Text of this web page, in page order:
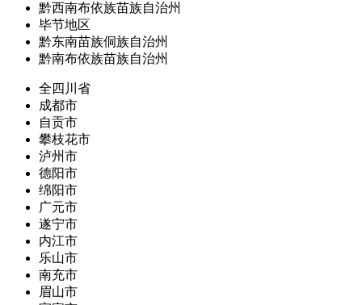
黔西南布依族苗族自治州
毕节地区
黔东南苗族侗族自治州
黔南布依族苗族自治州
全四川省
成都市
自贡市
攀枝花市
泸州市
德阳市
绵阳市
广元市
遂宁市
内江市
乐山市
南充市
眉山市